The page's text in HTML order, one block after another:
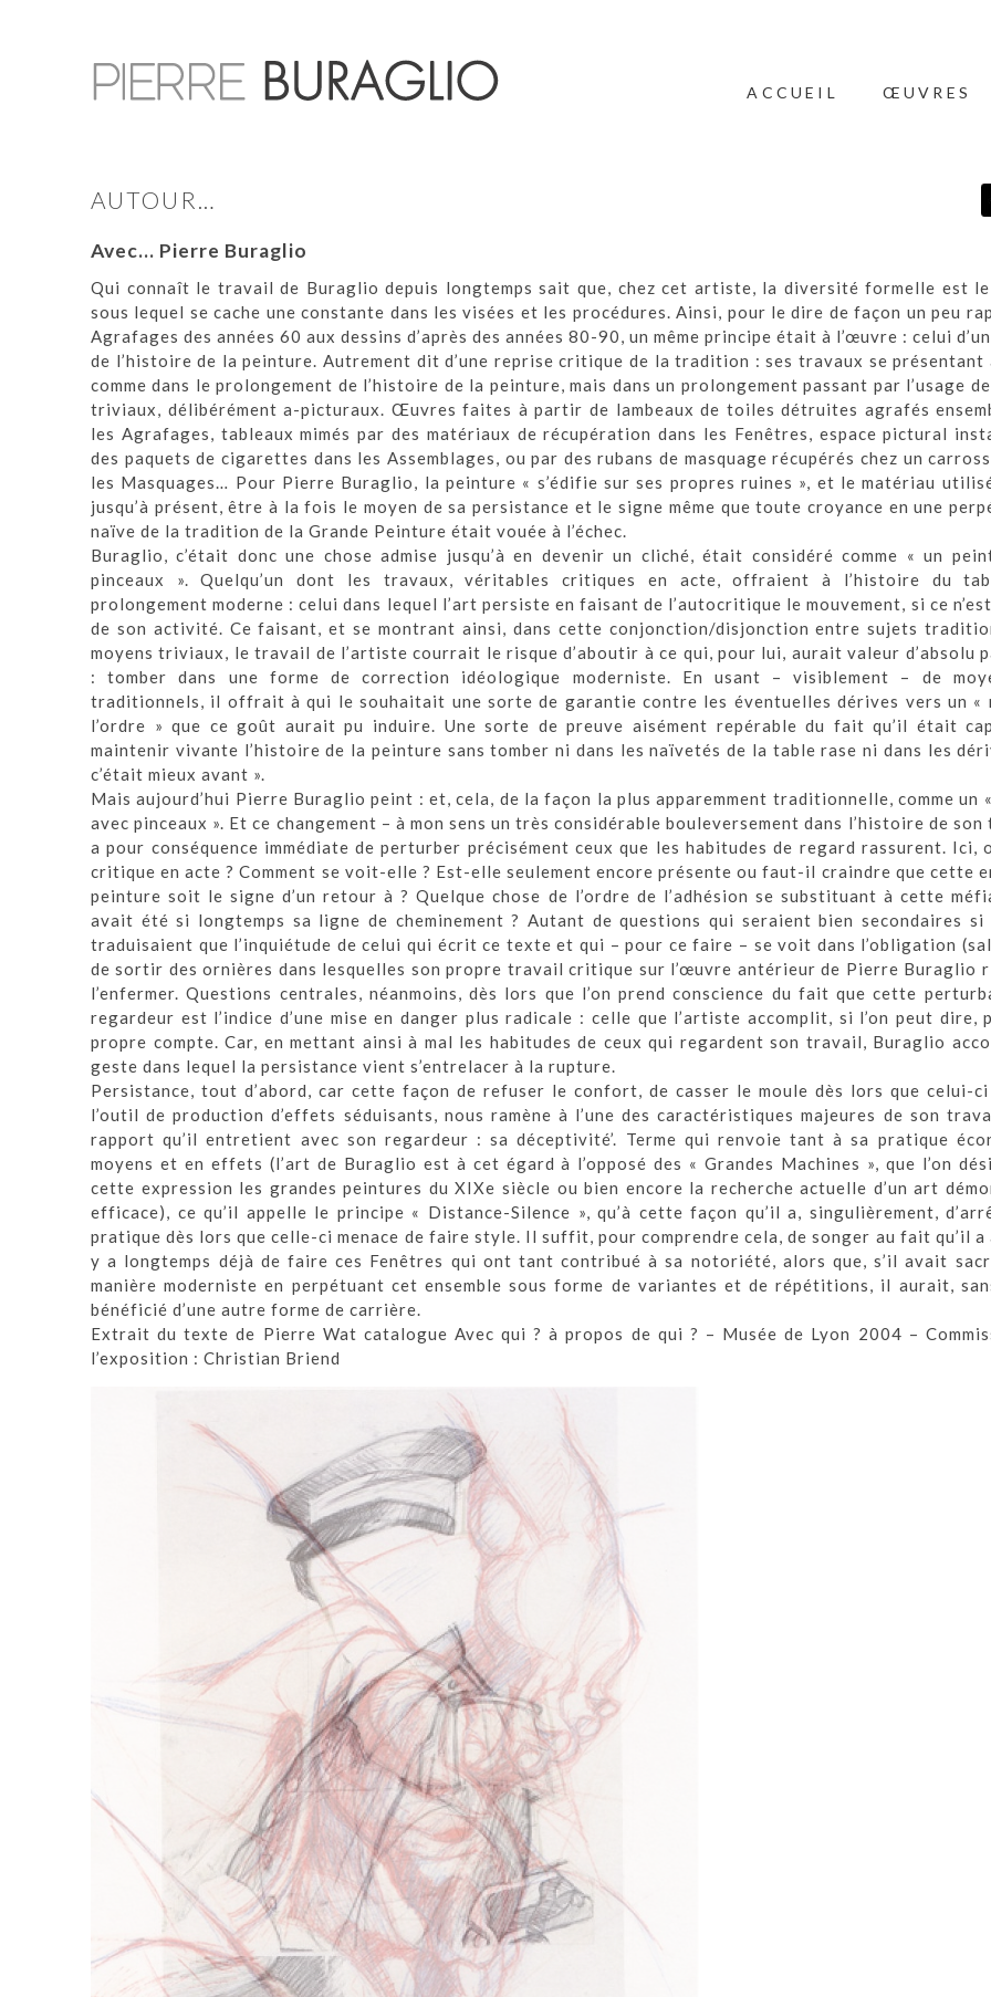
ACCUEIL ŒUVRES
AUTOUR…
Avec… Pierre Buraglio
Qui connaît le travail de Buraglio depuis longtemps sait que, chez cet artiste, la diversité formelle est le
sous lequel se cache une constante dans les visées et les procédures. Ainsi, pour le dire de façon un peu
Agrafages des années 60 aux dessins d’après des années 80-90, un même principe était à l’œuvre : celui
de l’histoire de la peinture. Autrement dit d’une reprise critique de la tradition : ses travaux se
comme dans le prolongement de l’histoire de la peinture, mais dans un prolongement passant par l’usage
triviaux, délibérément a-picturaux. Œuvres faites à partir de lambeaux de toiles détruites agrafés
les Agrafages, tableaux mimés par des matériaux de récupération dans les Fenêtres, espace pictural
des paquets de cigarettes dans les Assemblages, ou par des rubans de masquage récupérés chez un
les Masquages… Pour Pierre Buraglio, la peinture « s’édifie sur ses propres ruines », et le matériau
jusqu’à présent, être à la fois le moyen de sa persistance et le signe même que toute croyance en une
naïve de la tradition de la Grande Peinture était vouée à l’échec.
Buraglio, c’était donc une chose admise jusqu’à en devenir un cliché, était considéré comme « un
pinceaux ». Quelqu’un dont les travaux, véritables critiques en acte, offraient à l’histoire du
prolongement moderne : celui dans lequel l’art persiste en faisant de l’autocritique le mouvement, si ce
de son activité. Ce faisant, et se montrant ainsi, dans cette conjonction/disjonction entre sujets
moyens triviaux, le travail de l’artiste courrait le risque d’aboutir à ce qui, pour lui, aurait valeur d’absolu
: tomber dans une forme de correction idéologique moderniste. En usant – visiblement – de
traditionnels, il offrait à qui le souhaitait une sorte de garantie contre les éventuelles dérives vers un «
l’ordre » que ce goût aurait pu induire. Une sorte de preuve aisément repérable du fait qu’il était
maintenir vivante l’histoire de la peinture sans tomber ni dans les naïvetés de la table rase ni dans les
c’était mieux avant ».
Mais aujourd’hui Pierre Buraglio peint : et, cela, de la façon la plus apparemment traditionnelle, comme un
avec pinceaux ». Et ce changement – à mon sens un très considérable bouleversement dans l’histoire de
a pour conséquence immédiate de perturber précisément ceux que les habitudes de regard rassurent. Ici,
critique en acte ? Comment se voit-elle ? Est-elle seulement encore présente ou faut-il craindre que cette
peinture soit le signe d’un retour à ? Quelque chose de l’ordre de l’adhésion se substituant à cette
avait été si longtemps sa ligne de cheminement ? Autant de questions qui seraient bien secondaires si
traduisaient que l’inquiétude de celui qui écrit ce texte et qui – pour ce faire – se voit dans l’obligation
de sortir des ornières dans lesquelles son propre travail critique sur l’œuvre antérieur de Pierre Buraglio
l’enfermer. Questions centrales, néanmoins, dès lors que l’on prend conscience du fait que cette
regardeur est l’indice d’une mise en danger plus radicale : celle que l’artiste accomplit, si l’on peut dire,
propre compte. Car, en mettant ainsi à mal les habitudes de ceux qui regardent son travail, Buraglio
geste dans lequel la persistance vient s’entrelacer à la rupture.
Persistance, tout d’abord, car cette façon de refuser le confort, de casser le moule dès lors que celui-
l’outil de production d’effets séduisants, nous ramène à l’une des caractéristiques majeures de son
rapport qu’il entretient avec son regardeur : sa déceptivité’. Terme qui renvoie tant à sa pratique
moyens et en effets (l’art de Buraglio est à cet égard à l’opposé des « Grandes Machines », que l’on
cette expression les grandes peintures du XIXe siècle ou bien encore la recherche actuelle d’un art
efficace), ce qu’il appelle le principe « Distance-Silence », qu’à cette façon qu’il a, singulièrement,
pratique dès lors que celle-ci menace de faire style. Il suffit, pour comprendre cela, de songer au fait qu’il
y a longtemps déjà de faire ces Fenêtres qui ont tant contribué à sa notoriété, alors que, s’il avait
manière moderniste en perpétuant cet ensemble sous forme de variantes et de répétitions, il aurait,
bénéficié d’une autre forme de carrière.
Extrait du texte de Pierre Wat catalogue Avec qui ? à propos de qui ? – Musée de Lyon 2004 –
l’exposition : Christian Briend